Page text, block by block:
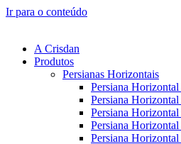
Ir para o conteúdo
A Crisdan
Produtos
Persianas Horizontais
Persiana
Persiana
Persiana
Persiana
Persiana